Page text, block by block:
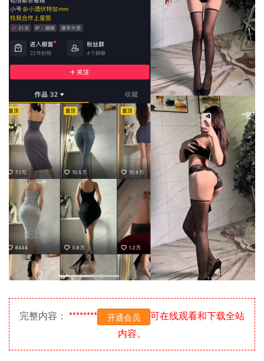
完整内容： ******** 开通会员
可在线观看和下载全站
内容。